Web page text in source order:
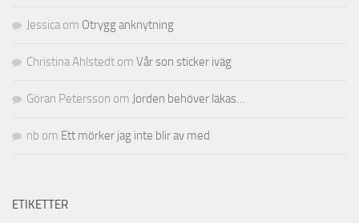
Jessica om Otrygg anknytning
Christina Ahlstedt om Vår son sticker iväg
Göran Petersson om Jorden behöver läkas…
nb om Ett mörker jag inte blir av med
ETIKETTER